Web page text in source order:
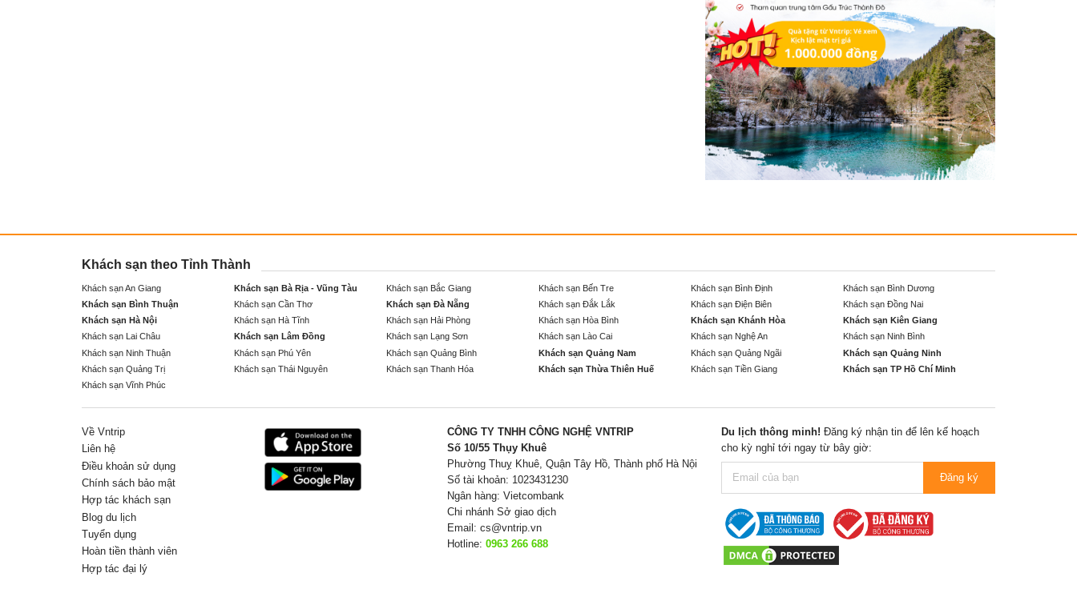
Khách sạn theo Tỉnh Thành
Khách sạn An Giang Khách sạn Bà Rịa - Vũng Tàu Khách sạn Bắc Giang Khách sạn Bến Tre Khách sạn Bình Định
Khách sạn Bình Dương
Khách sạn Bình Thuận
Khách sạn Cần Thơ Khách sạn Đà Nẵng Khách sạn Đắk Lắk Khách sạn Điện Biên
Khách sạn Đồng Nai
Khách sạn Hà Nội
Khách sạn Hà Tĩnh Khách sạn Hải Phòng Khách sạn Hòa Bình Khách sạn Khánh Hòa
Khách sạn Kiên Giang
Khách sạn Lai Châu
Khách sạn Lâm Đồng Khách sạn Lạng Sơn Khách sạn Lào Cai Khách sạn Nghệ An
Khách sạn Ninh Bình
Khách sạn Ninh Thuận
Khách sạn Phú Yên Khách sạn Quảng Bình Khách sạn Quảng Nam Khách sạn Quảng Ngãi
Khách sạn Quảng Ninh
Khách sạn Quảng Trị
Khách sạn Thái Nguyên Khách sạn Thanh Hóa Khách sạn Thừa Thiên Huế Khách sạn Tiền Giang
Khách sạn TP Hồ Chí Minh
Khách sạn Vĩnh Phúc
Về Vntrip
Liên hệ
Điều khoản sử dụng
Chính sách bảo mật
Hợp tác khách sạn
Blog du lịch
Tuyển dụng
Hoàn tiền thành viên
Hợp tác đại lý
CÔNG TY TNHH CÔNG NGHỆ VNTRIP
Số 10/55 Thụy Khuê
Phường Thuỵ Khuê, Quận Tây Hồ, Thành phố Hà Nội
Số tài khoản: 1023431230
Ngân hàng: Vietcombank
Chi nhánh Sở giao dịch
Email: cs@vntrip.vn
Hotline: 0963 266 688
Du lịch thông minh! Đăng ký nhận tin để lên kế hoạch
cho kỳ nghỉ tới ngay từ bây giờ:
Đăng ký